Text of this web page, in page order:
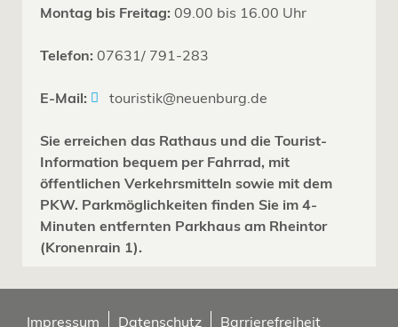
Montag bis Freitag: 09.00 bis 16.00 Uhr
Telefon: 07631/ 791-283
E-Mail: touristik@neuenburg.de
Sie erreichen das Rathaus und die Tourist-
Information bequem per Fahrrad, mit
öffentlichen Verkehrsmitteln sowie mit dem
PKW. Parkmöglichkeiten finden Sie im 4-
Minuten entfernten Parkhaus am Rheintor
(Kronenrain 1).
Impressum Datenschutz Barrierefreiheit